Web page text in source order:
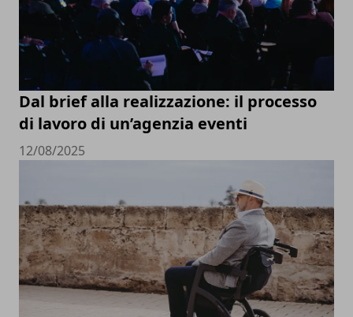
Dal brief alla realizzazione: il processo
di lavoro di un’agenzia eventi
12/08/2025